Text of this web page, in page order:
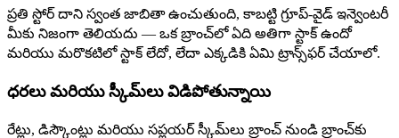
ప్రతి స్టోర్ దాని స్వంత జాబితా ఉంచుతుంది, కాబట్టి గ్రూప్-వైడ్ ఇన్వెంటరీ
మీకు నిజంగా తెలియదు — ఒక బ్రాంచ్‌లో ఏది అతిగా స్టాక్ ఉందో
మరియు మరొకటిలో స్టాక్ లేదో, లేదా ఎక్కడికి ఏమి ట్రాన్స్‌ఫర్ చేయాలో.
ధరలు మరియు స్కీమ్‌లు విడిపోతున్నాయి
రేట్లు, డిస్కౌంట్లు మరియు సప్లయర్ స్కీమ్‌లు బ్రాంచ్ నుండి బ్రాంచ్‌కు